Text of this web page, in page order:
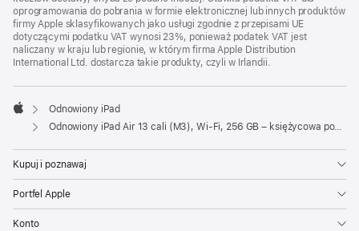
oprogramowania do pobrania w formie elektronicznej lub innych produktów
firmy Apple sklasyfikowanych jako usługi zgodnie z przepisami UE
dotyczącymi podatku VAT wynosi 23%, ponieważ podatek VAT jest
naliczany w kraju lub regionie, w którym firma Apple Distribution
International Ltd. dostarcza takie produkty, czyli w Irlandii.
Apple
Odnowiony iPad
Odnowiony iPad Air 13 cali (M3), Wi-Fi, 256 GB – księżycowa poświata
Kupuj i poznawaj
Portfel Apple
Konto